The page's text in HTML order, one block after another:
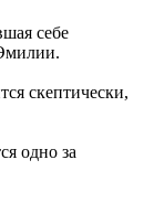
себе
скептически,
одно за